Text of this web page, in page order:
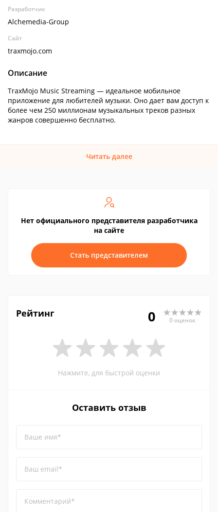
Разработчик
Alchemedia-Group
Сайт
traxmojo.com
Описание
TraxMojo Music Streaming — идеальное мобильное
приложение для любителей музыки. Оно дает вам доступ к
более чем 250 миллионам музыкальных треков разных
жанров совершенно бесплатно.
Читать далее
Нет официального представителя разработчика
на сайте
Стать представителем
Рейтинг 0 0 оценок
Нажмите, для быстрой оценки
Оставить отзыв
Ваше имя*
Ваш email*
Комментарий*